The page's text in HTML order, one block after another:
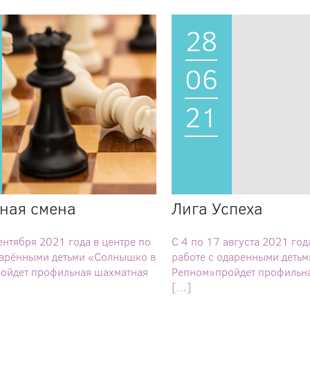
смена
2021 года в центре по
детьми «Солнышко в
профильная шахматная
28
06
21
Лига Успеха
С 4 по 17 августа 2021
работе с одаренными
Репном»пройдет
[…]